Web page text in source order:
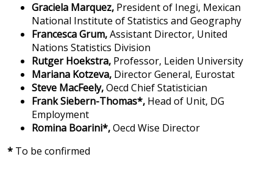
Graciela Marquez, President of Inegi, Mexican
National Institute of Statistics and Geography
Francesca Grum,Assistant Director, United
Nations Statistics Division
Rutger Hoekstra, Professor, Leiden University
Mariana Kotzeva, Director General, Eurostat
Steve MacFeely,Oecd Chief Statistician
Frank Siebern-Thomas*, Head of Unit, DG
Employment
Romina Boarini*,Oecd Wise Director
* To be confirmed